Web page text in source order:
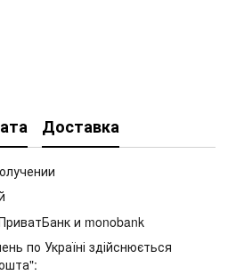
Доставка
и monobank
по Україні здійснюється